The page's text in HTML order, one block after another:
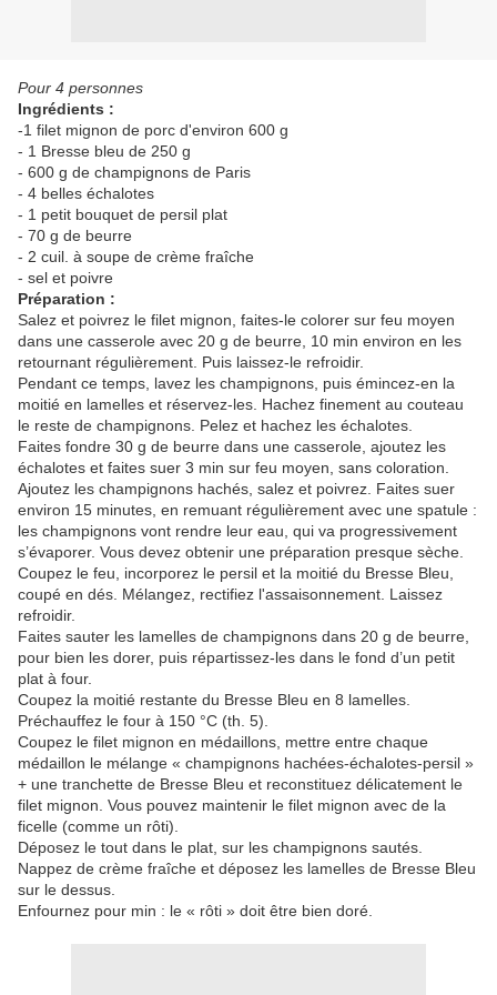
Pour 4 personnes
Ingrédients :
-1 filet mignon de porc d'environ 600 g
- 1 Bresse bleu de 250 g
- 600 g de champignons de Paris
- 4 belles échalotes
- 1 petit bouquet de persil plat
- 70 g de beurre
- 2 cuil. à soupe de crème fraîche
- sel et poivre
Préparation :
Salez et poivrez le filet mignon, faites-le colorer sur feu moyen
dans une casserole avec 20 g de beurre, 10 min environ en les
retournant régulièrement. Puis laissez-le refroidir.
Pendant ce temps, lavez les champignons, puis émincez-en la
moitié en lamelles et réservez-les. Hachez finement au couteau
le reste de champignons. Pelez et hachez les échalotes.
Faites fondre 30 g de beurre dans une casserole, ajoutez les
échalotes et faites suer 3 min sur feu moyen, sans coloration.
Ajoutez les champignons hachés, salez et poivrez. Faites suer
environ 15 minutes, en remuant régulièrement avec une spatule :
les champignons vont rendre leur eau, qui va progressivement
s’évaporer. Vous devez obtenir une préparation presque sèche.
Coupez le feu, incorporez le persil et la moitié du Bresse Bleu,
coupé en dés. Mélangez, rectifiez l'assaisonnement. Laissez
refroidir.
Faites sauter les lamelles de champignons dans 20 g de beurre,
pour bien les dorer, puis répartissez-les dans le fond d’un petit
plat à four.
Coupez la moitié restante du Bresse Bleu en 8 lamelles.
Préchauffez le four à 150 °C (th. 5).
Coupez le filet mignon en médaillons, mettre entre chaque
médaillon le mélange « champignons hachées-échalotes-persil »
+ une tranchette de Bresse Bleu et reconstituez délicatement le
filet mignon. Vous pouvez maintenir le filet mignon avec de la
ficelle (comme un rôti).
Déposez le tout dans le plat, sur les champignons sautés.
Nappez de crème fraîche et déposez les lamelles de Bresse Bleu
sur le dessus.
Enfournez pour min : le « rôti » doit être bien doré.